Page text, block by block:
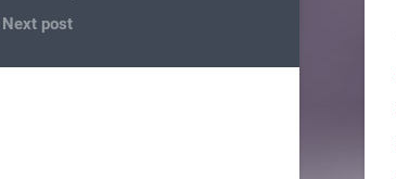
Next post